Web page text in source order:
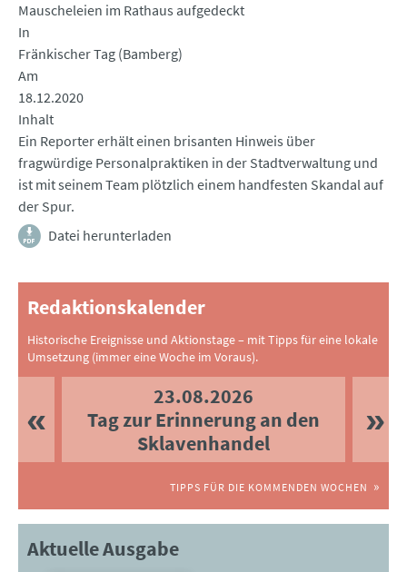
Mauscheleien im Rathaus aufgedeckt
In
Fränkischer Tag (Bamberg)
Am
18.12.2020
Inhalt
Ein Reporter erhält einen brisanten Hinweis über
fragwürdige Personalpraktiken in der Stadtverwaltung und
ist mit seinem Team plötzlich einem handfesten Skandal auf
der Spur.
Datei herunterladen
Redaktionskalender
Historische Ereignisse und Aktionstage – mit Tipps für eine lokale
Umsetzung (immer eine Woche im Voraus).
23.08.2026
Tag zur Erinnerung an den
Sklavenhandel
TIPPS FÜR DIE KOMMENDEN WOCHEN
Aktuelle Ausgabe